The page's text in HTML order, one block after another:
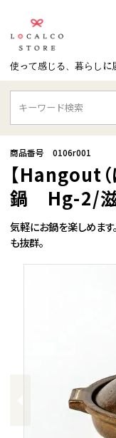
使って感じる、暮らしに
気軽にお鍋を楽しめます
も抜群。
【Hangout（
鍋 Hg-2/
商品番号 0106r001